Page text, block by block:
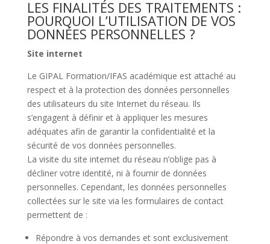
LES FINALITÉS DES TRAITEMENTS :
POURQUOI L’UTILISATION DE VOS
DONNÉES PERSONNELLES ?
Site internet
Le GIPAL Formation/IFAS académique est attaché au
respect et à la protection des données personnelles
des utilisateurs du site Internet du réseau. Ils
s’engagent à définir et à appliquer les mesures
adéquates afin de garantir la confidentialité et la
sécurité de vos données personnelles.
La visite du site internet du réseau n’oblige pas à
décliner votre identité, ni à fournir de données
personnelles. Cependant, les données personnelles
collectées sur le site via les formulaires de contact
permettent de :
Répondre à vos demandes et sont exclusivement